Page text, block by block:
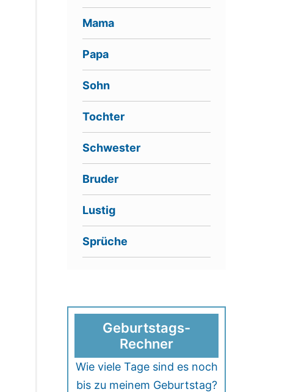
Mama
Papa
Sohn
Tochter
Schwester
Bruder
Lustig
Sprüche
Geburtstags-
Rechner
Wie viele Tage sind es noch
bis zu meinem Geburtstag?